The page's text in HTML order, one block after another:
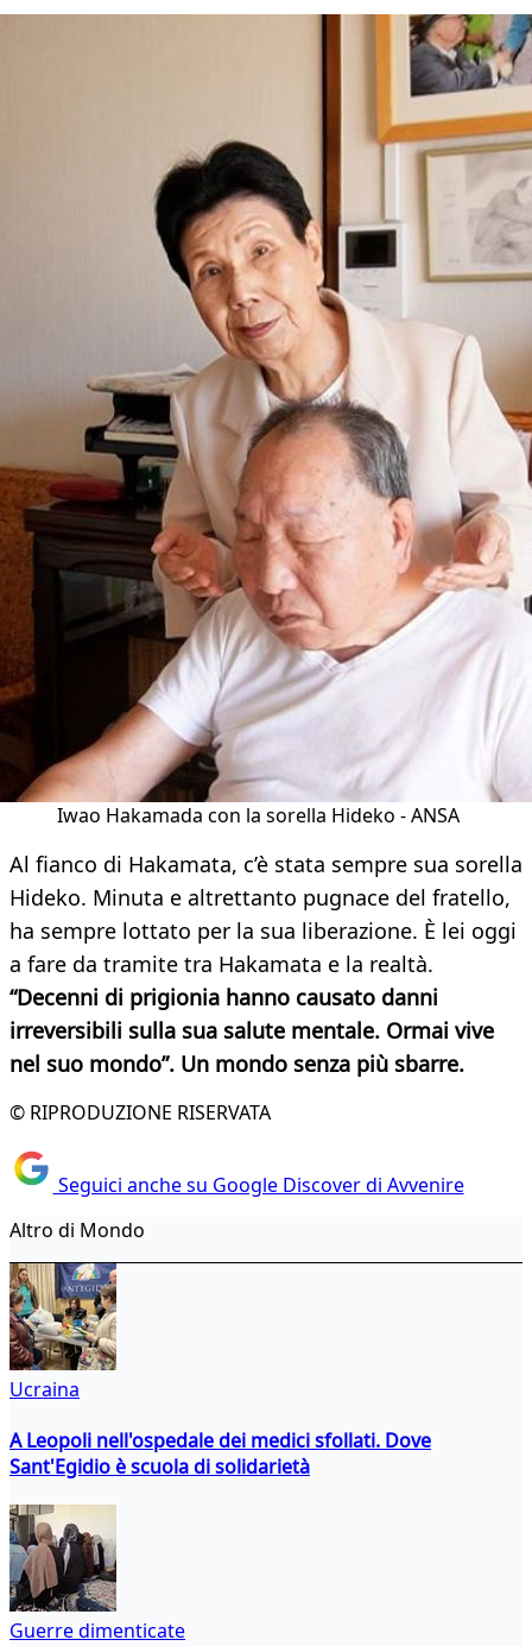
Iwao Hakamada con la sorella Hideko - ANSA
Al fianco di Hakamata, c’è stata sempre sua sorella
Hideko. Minuta e altrettanto pugnace del fratello,
ha sempre lottato per la sua liberazione. È lei oggi
a fare da tramite tra Hakamata e la realtà.
“Decenni di prigionia hanno causato danni
irreversibili sulla sua salute mentale. Ormai vive
nel suo mondo”. Un mondo senza più sbarre.
© RIPRODUZIONE RISERVATA
Seguici anche su Google Discover di Avvenire
Altro di Mondo
Ucraina
A Leopoli nell'ospedale dei medici sfollati. Dove
Sant'Egidio è scuola di solidarietà
Guerre dimenticate